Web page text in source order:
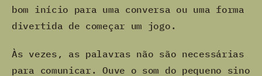
bom início para uma conversa ou uma forma
divertida de começar um jogo.
Às vezes, as palavras não são necessárias
para comunicar. Ouve o som do pequeno sino